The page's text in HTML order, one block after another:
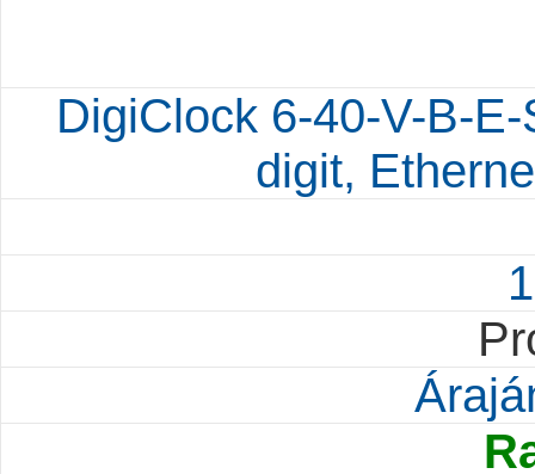
DigiClock 6-40-V-B-
digit,